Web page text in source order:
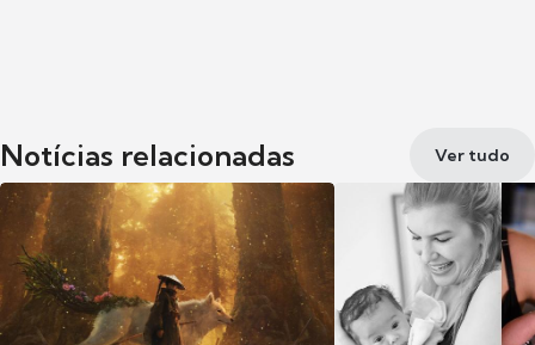
Notícias relacionadas Ver tudo